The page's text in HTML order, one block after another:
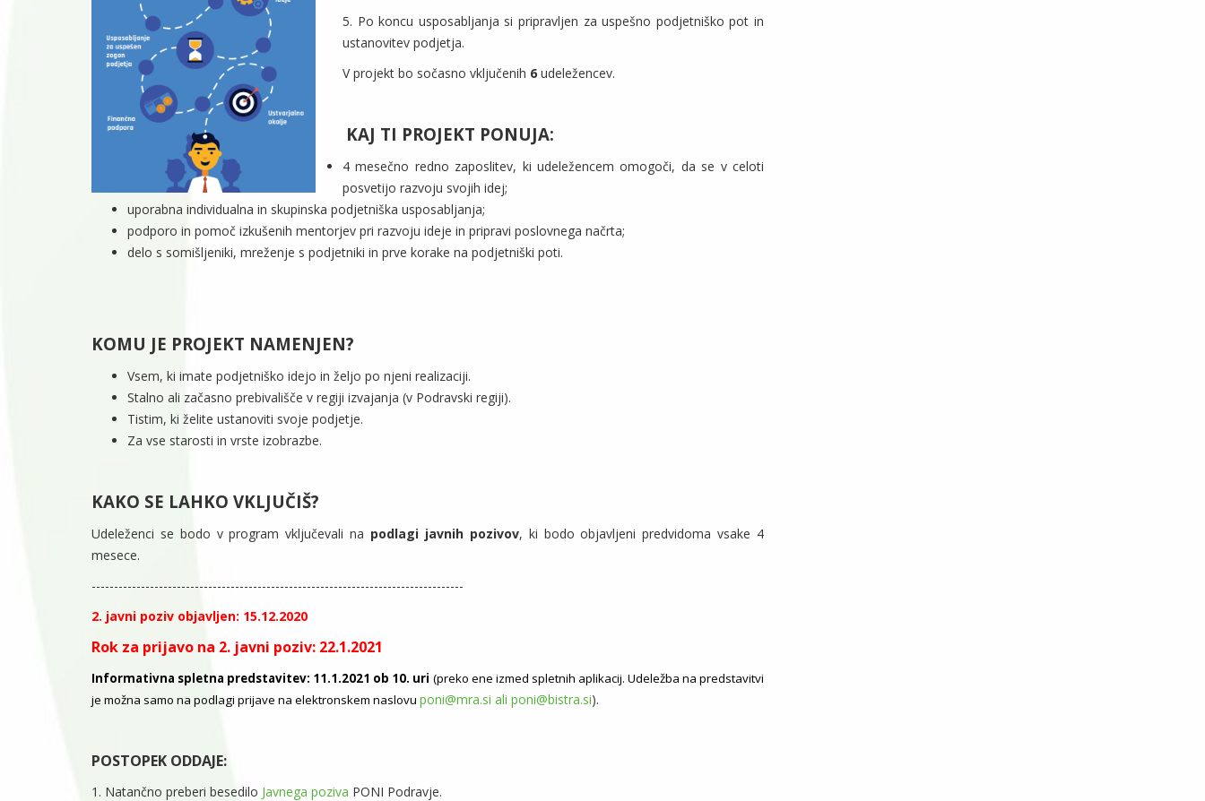
5. Po koncu usposabljanja si pripravljen za uspešno podjetniško pot in
ustanovitev podjetja.
V projekt bo sočasno vključenih 6 udeležencev.
KAJ TI PROJEKT PONUJA:
4 mesečno redno zaposlitev, ki udeležencem omogoči, da se v celoti
posvetijo razvoju svojih idej;
uporabna individualna in skupinska podjetniška usposabljanja;
podporo in pomoč izkušenih mentorjev pri razvoju ideje in pripravi poslovnega načrta;
delo s somišljeniki, mreženje s podjetniki in prve korake na podjetniški poti.
KOMU JE PROJEKT NAMENJEN?
Vsem, ki imate podjetniško idejo in željo po njeni realizaciji.
Stalno ali začasno prebivališče v regiji izvajanja (v Podravski regiji).
Tistim, ki želite ustanoviti svoje podjetje.
Za vse starosti in vrste izobrazbe.
KAKO SE LAHKO VKLJUČIŠ?
Udeleženci se bodo v program vključevali na podlagi javnih pozivov, ki bodo objavljeni predvidoma vsake 4
mesece.
-----------------------------------------------------------------------------------
2. javni poziv objavljen: 15.12.2020
Rok za prijavo na 2. javni poziv: 22.1.2021
Informativna spletna predstavitev: 11.1.2021 ob 10. uri (preko ene izmed spletnih aplikacij. Udeležba na predstavitvi
je možna samo na podlagi prijave na elektronskem naslovu poni@mra.si ali poni@bistra.si).
POSTOPEK ODDAJE:
1. Natančno preberi besedilo Javnega poziva PONI Podravje.